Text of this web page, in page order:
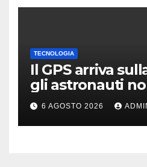
TECNOLOGIA
Il GPS arriva
gli astronauti
perderanno più
6 AGOSTO 2026